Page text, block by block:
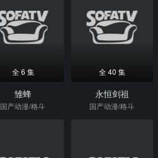
全 6 集
雏蜂
国产动漫/格斗
全 40 集
永恒剑祖
国产动漫/格斗